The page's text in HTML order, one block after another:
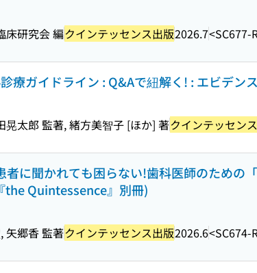
床研究会 編クインテッセンス出版2026.7<SC677-
療ガイドライン : Q&Aで紐解く! : エビデン
晃太郎 監著, 緒方美智子 [ほか] 著クインテッセン
者に聞かれても困らない!歯科医師のための
the Quintessence』別冊)
矢郷香 監著クインテッセンス出版2026.6<SC674-